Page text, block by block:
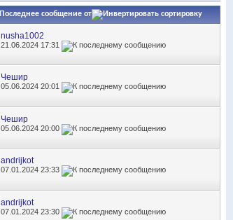
Последнее сообщение от
nusha1002
21.06.2024 17:31
Чешир
05.06.202420:01
Чешир
05.06.202420:00
andrijkot
07.01.202423:33
andrijkot
07.01.202423:30